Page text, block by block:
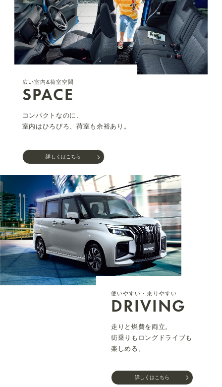
広い室内&荷室空間
SPACE
コンパクトなのに、
室内はひろびろ、荷室も余裕あり。
詳しくはこちら
使いやすい・乗りやすい
DRIVING
走りと燃費を両立。
街乗りもロングドライブも
楽しめる。
詳しくはこちら